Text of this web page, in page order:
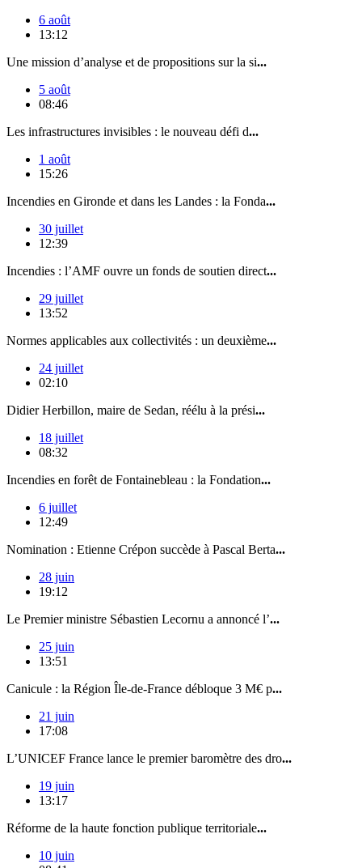
6 août
13:12
Une mission d’analyse et de propositions sur la si...
5 août
08:46
Les infrastructures invisibles : le nouveau défi d...
1 août
15:26
Incendies en Gironde et dans les Landes : la Fonda...
30 juillet
12:39
Incendies : l’AMF ouvre un fonds de soutien direct...
29 juillet
13:52
Normes applicables aux collectivités : un deuxième...
24 juillet
02:10
Didier Herbillon, maire de Sedan, réélu à la prési...
18 juillet
08:32
Incendies en forêt de Fontainebleau : la Fondation...
6 juillet
12:49
Nomination : Etienne Crépon succède à Pascal Berta...
28 juin
19:12
Le Premier ministre Sébastien Lecornu a annoncé l’...
25 juin
13:51
Canicule : la Région Île-de-France débloque 3 M€ p...
21 juin
17:08
L’UNICEF France lance le premier baromètre des dro...
19 juin
13:17
Réforme de la haute fonction publique territoriale...
10 juin